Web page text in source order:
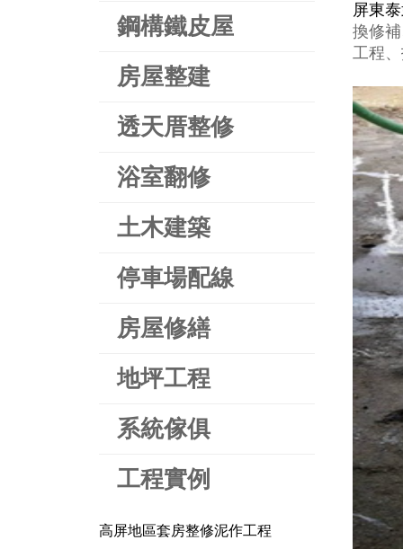
鋼構鐵皮屋
房屋整建
透天厝整修
浴室翻修
土木建築
停車場配線
房屋修繕
地坪工程
系統傢俱
工程實例
高屏地區套房整修泥作工程
屏東
換修
工程